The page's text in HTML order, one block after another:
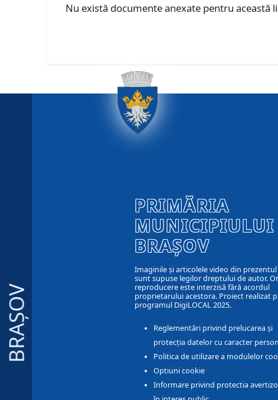
Nu există documente anexate pentru această
BRAȘOV
PRIMĂRIA
MUNICIPIULUI
BRAȘOV
Imaginile și articolele video din
sunt supuse legilor dreptului de autor.
reproducere este interzisă fără acordul
proprietarului acestora. Proiect realizat
programul DigiLOCAL 2025.
Reglementări privind prelucarea și
protecția datelor cu caracter
Politica de utilizare a modulelor
Optiuni cookie
Informare privind protectia